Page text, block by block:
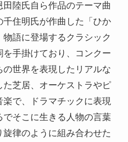
陸氏自ら作品のテーマ曲
千住明氏が作曲した「ひか
物語に登場するクラシック
手掛けており、コンクー
世界を表現したリアルな
芝居、オーケストラやピ
楽で、ドラマチックに表現
でそこに生きる人物の言葉
旋律のように組み合わせた